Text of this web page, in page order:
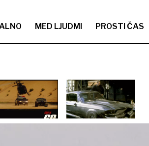
MED LJUDMI PROSTI ČAS